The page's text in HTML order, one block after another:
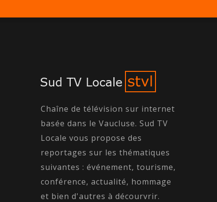
Chaîne de télévision sur internet
basée dans le Vaucluse. Sud TV
Locale vous propose des
reportages sur les thématiques
suivantes : événement, tourisme,
conférence, actualité, hommage
et bien d'autres à décourvrir.